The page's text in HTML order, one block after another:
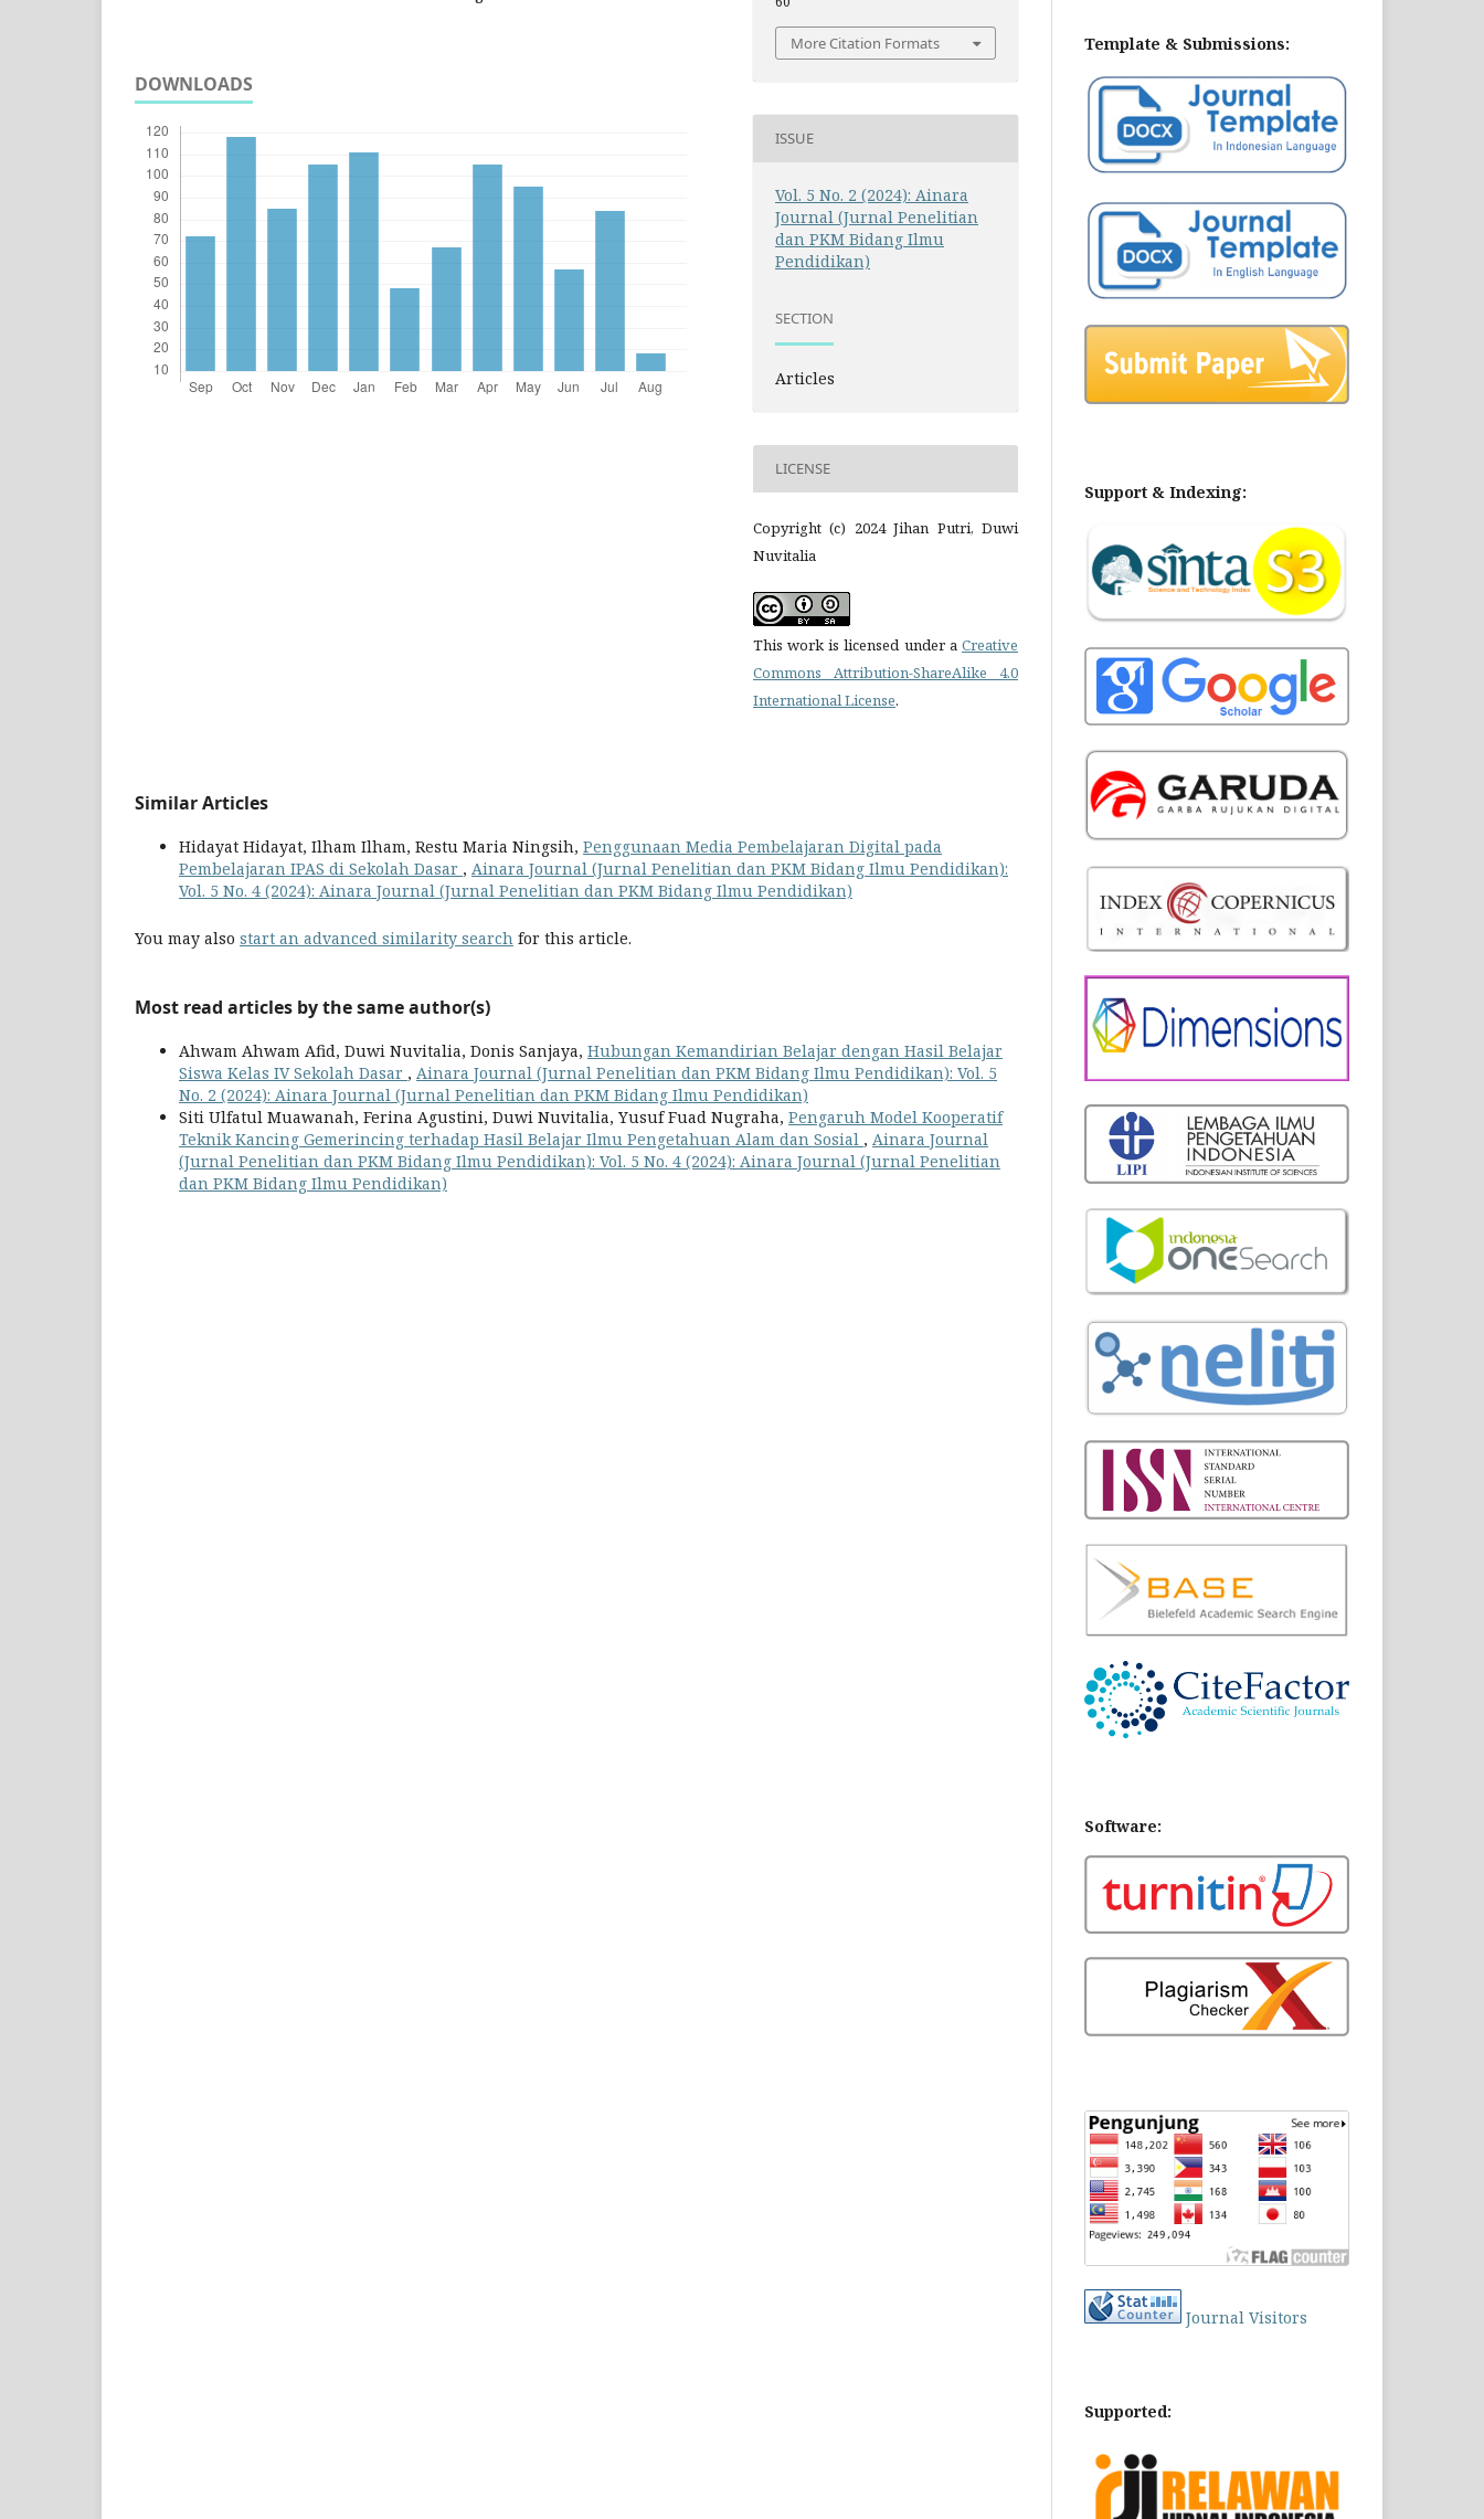
DOWNLOADS
More Citation Formats
ISSUE
Vol. 5 No. 2 (2024): Ainara
Journal (Jurnal Penelitian
dan PKM Bidang Ilmu
Pendidikan)
SECTION
Articles
LICENSE
Copyright (c) 2024 Jihan Putri, Duwi
Nuvitalia
This work is licensed under a Creative
Commons Attribution-ShareAlike 4.0
International License.
Similar Articles
Hidayat Hidayat, Ilham Ilham, Restu Maria Ningsih, Penggunaan Media Pembelajaran Digital pada
Pembelajaran IPAS di Sekolah Dasar , Ainara Journal (Jurnal Penelitian dan PKM Bidang Ilmu Pendidikan):
Vol. 5 No. 4 (2024): Ainara Journal (Jurnal Penelitian dan PKM Bidang Ilmu Pendidikan)
You may also start an advanced similarity search for this article.
Most read articles by the same author(s)
Ahwam Ahwam Afid, Duwi Nuvitalia, Donis Sanjaya, Hubungan Kemandirian Belajar dengan Hasil Belajar
Siswa Kelas IV Sekolah Dasar , Ainara Journal (Jurnal Penelitian dan PKM Bidang Ilmu Pendidikan): Vol. 5
No. 2 (2024): Ainara Journal (Jurnal Penelitian dan PKM Bidang Ilmu Pendidikan)
Siti Ulfatul Muawanah, Ferina Agustini, Duwi Nuvitalia, Yusuf Fuad Nugraha, Pengaruh Model Kooperatif
Teknik Kancing Gemerincing terhadap Hasil Belajar Ilmu Pengetahuan Alam dan Sosial , Ainara Journal
(Jurnal Penelitian dan PKM Bidang Ilmu Pendidikan): Vol. 5 No. 4 (2024): Ainara Journal (Jurnal Penelitian
dan PKM Bidang Ilmu Pendidikan)
Template & Submissions:
Support & Indexing:
Software:
Journal Visitors
Supported: